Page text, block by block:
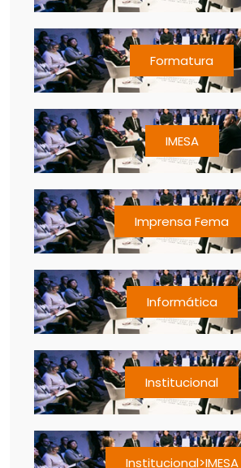
Formatura
IMESA
Imprensa Fema
Informática
Institucional
Institucional>IMESA